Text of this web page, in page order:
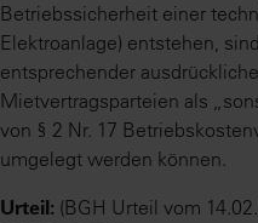
Betriebssicherheit einer
Elektroanlage) entstehen,
entsprechender
Mietvertragsparteien als
von § 2 Nr. 17
umgelegt werden können.
Urteil: (BGH Urteil vom